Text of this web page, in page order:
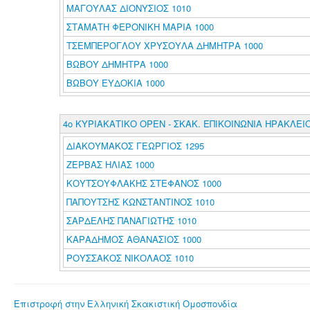
ΜΑΓΟΥΛΑΣ ΔΙΟΝΥΣΙΟΣ 1010
ΣΤΑΜΑΤΗ ΦΕΡΟΝΙΚΗ ΜΑΡΙΑ 1000
ΤΣΕΜΠΕΡΟΓΛΟΥ ΧΡΥΣΟΥΛΑ ΔΗΜΗΤΡΑ 1000
ΒΩΒΟΥ ΔΗΜΗΤΡΑ 1000
ΒΩΒΟΥ ΕΥΔΟΚΙΑ 1000
4ο ΚΥΡΙΑΚΑΤΙΚΟ ΟΡΕΝ - ΣΚΑΚ. ΕΠΙΚΟΙΝΩΝΙΑ
ΔΙΑΚΟΥΜΑΚΟΣ ΓΕΩΡΓΙΟΣ 1295
ΖΕΡΒΑΣ ΗΛΙΑΣ 1000
ΚΟΥΤΣΟΥΦΛΑΚΗΣ ΣΤΕΦΑΝΟΣ 1000
ΠΑΠΟΥΤΣΗΣ ΚΩΝΣΤΑΝΤΙΝΟΣ 1010
ΣΑΡΔΕΛΗΣ ΠΑΝΑΓΙΩΤΗΣ 1010
ΚΑΡΑΔΗΜΟΣ ΑΘΑΝΑΣΙΟΣ 1000
ΡΟΥΣΣΑΚΟΣ ΝΙΚΟΛΑΟΣ 1010
Επιστροφή στην Ελληνική Σκακιστική Ομοσπονδία